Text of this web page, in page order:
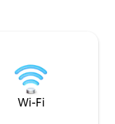
después de un
cuenta con un
de comedor para
televisor de pantalla
Wi-Fi